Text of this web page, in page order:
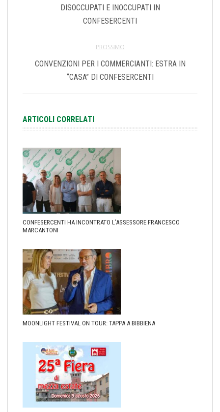
DISOCCUPATI E INOCCUPATI IN
CONFESERCENTI
PROSSIMO
CONVENZIONI PER I COMMERCIANTI: ESTRA IN
“CASA” DI CONFESERCENTI
ARTICOLI CORRELATI
CONFESERCENTI HA INCONTRATO L’ASSESSORE FRANCESCO
MARCANTONI
MOONLIGHT FESTIVAL ON TOUR: TAPPA A BIBBIENA